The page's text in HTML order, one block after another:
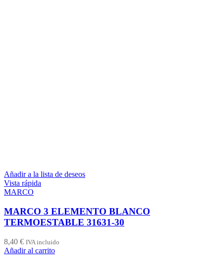
Añadir a la lista de deseos
Vista rápida
MARCO
MARCO 3 ELEMENTO BLANCO
TERMOESTABLE 31631-30
8,40 € IVA incluido
Añadir al carrito